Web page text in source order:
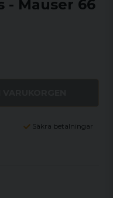
- Mauser 66
Säkra betalningar